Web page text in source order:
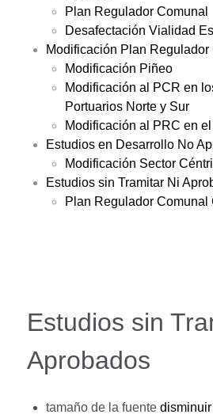
Plan Regulador Comunal
Desafectación Vialidad
Modificación Plan Regulador
Modificación Piñeo
Modificación al PCR en
Portuarios Norte y Sur
Modificación al PRC en
Estudios en Desarrollo No
Modificación Sector
Estudios sin Tramitar Ni
Plan Regulador Comunal
Estudios sin
Aprobados
tamaño de la fuente